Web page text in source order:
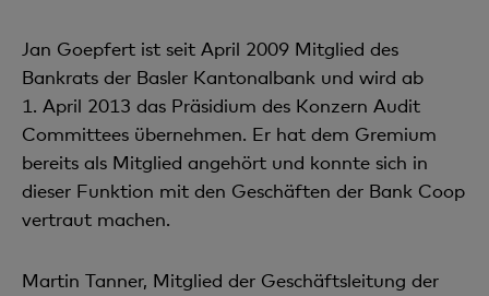
Jan Goepfert ist seit April 2009 Mitglied des
Bankrats der Basler Kantonalbank und wird ab
1. April 2013 das Präsidium des Konzern Audit
Committees übernehmen. Er hat dem Gremium
bereits als Mitglied angehört und konnte sich in
dieser Funktion mit den Geschäften der Bank Coop
vertraut machen.
Martin Tanner, Mitglied der Geschäftsleitung der